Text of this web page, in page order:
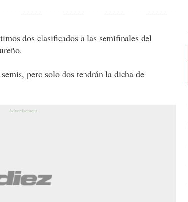
dos clasificados a las semifinales del
pero solo dos tendrán la dicha de